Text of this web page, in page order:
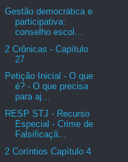
Gestão democrática e
participativa:
conselho escol...
2 Crônicas - Capítulo
27
Petição Inicial - O que
é? - O que precisa
para aj...
RESP STJ - Recurso
Especial - Crime de
Falsificaçã...
2 Coríntios Capítulo 4